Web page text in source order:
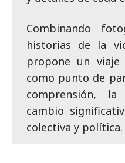
Combinando
historias de la
propone un viaje
como punto de
comprensión,
cambio
colectiva y política.